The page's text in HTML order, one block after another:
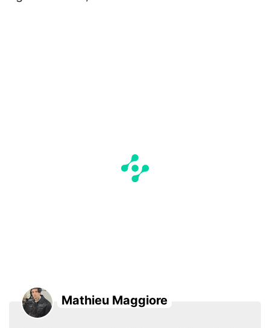
Mathieu Maggiore